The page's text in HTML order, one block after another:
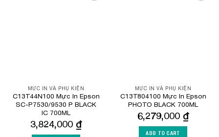
MỰC IN VÀ PHỤ KIỆN
C13T44N100 Mực In Epson
SC-P7530/9530 P BLACK
IC 700ML
3,824,000 ₫
MỰC IN VÀ PHỤ KIỆN
C13T804100 Mực In Epson
PHOTO BLACK 700ML
6,279,000 ₫
ADD TO CART